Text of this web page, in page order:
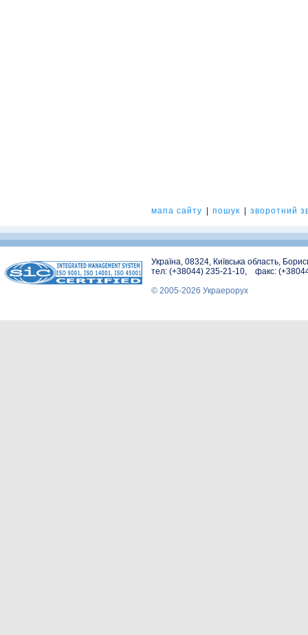
мапа сайту пошук зворотний
Україна, 08324, Київська область,
тел: (+38044) 235-21-10, факс:
© 2005-2026 Украерорух